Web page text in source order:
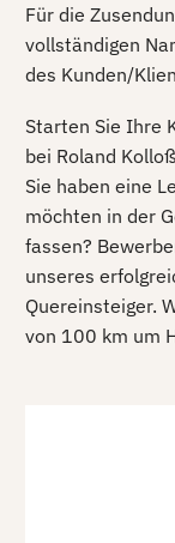
Für die
vollständigen
des Kunden/
Starten Sie Ihre
bei Roland
Sie haben eine
möchten in der
fassen?
unseres
Quereinsteiger.
von 100 km um